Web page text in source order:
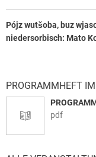
Pójz wutšoba, buz
niedersorbisch: Mato
PROGRAMMHEFT
pdf